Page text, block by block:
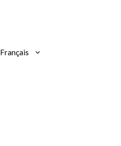
Français